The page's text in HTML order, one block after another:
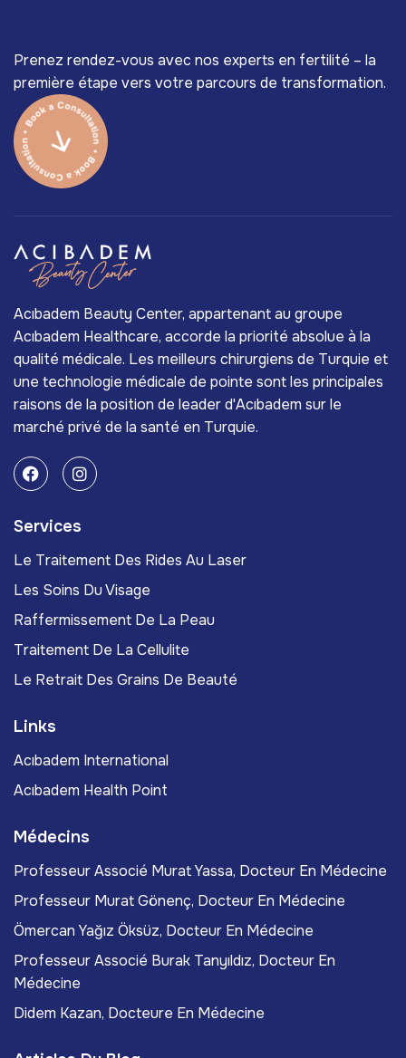
Prenez rendez-vous avec nos experts en fertilité – la
première étape vers votre parcours de transformation.
Acıbadem Beauty Center, appartenant au groupe
Acıbadem Healthcare, accorde la priorité absolue à la
qualité médicale. Les meilleurs chirurgiens de Turquie et
une technologie médicale de pointe sont les principales
raisons de la position de leader d'Acıbadem sur le
marché privé de la santé en Turquie.
Services
Le Traitement Des Rides Au Laser
Les Soins Du Visage
Raffermissement De La Peau
Traitement De La Cellulite
Le Retrait Des Grains De Beauté
Links
Acıbadem International
Acıbadem Health Point
Médecins
Professeur Associé Murat Yassa, Docteur En Médecine
Professeur Murat Gönenç, Docteur En Médecine
Ömercan Yağız Öksüz, Docteur En Médecine
Professeur Associé Burak Tanyıldız, Docteur En
Médecine
Didem Kazan, Docteure En Médecine